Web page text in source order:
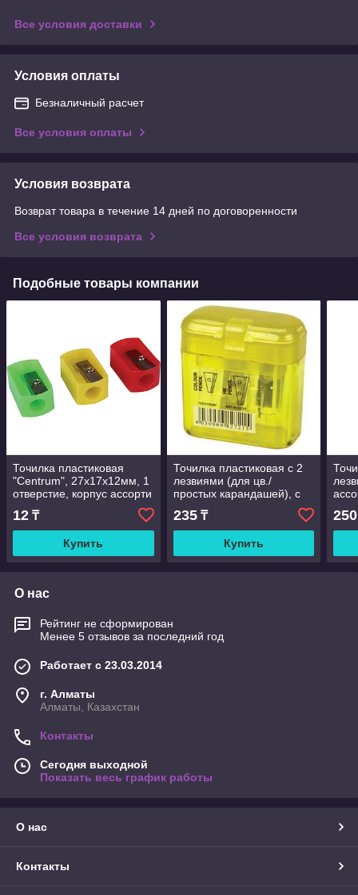
Все условия доставки
Условия оплаты
Безналичный расчет
Все условия оплаты
Условия возврата
Возврат товара в течение 14 дней по договоренности
Все условия возврата
Подобные товары компании
Точилка пластиковая
"Centrum", 27x17x12мм, 1
отверстие, корпус ассорти
12 ₸
Купить
Точилка пластиковая с 2
лезвиями (для цв./
простых карандашей), с
контейнером, ассорти,
Centrum
235₸
Купить
250
О нас
Рейтинг не сформирован
Менее 5 отзывов за последний год
Работает с 23.03.2014
г. Алматы
Алматы, Казахстан
Контакты
Сегодня выходной
Показать весь график работы
О нас
Контакты